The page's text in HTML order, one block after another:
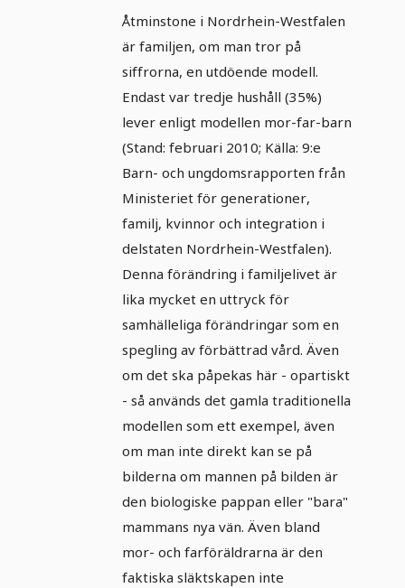
Åtminstone i Nordrhein-Westfalen
är familjen, om man tror på
siffrorna, en utdöende modell.
Endast var tredje hushåll (35%)
lever enligt modellen mor-far-barn
(Stand: februari 2010; Källa: 9:e
Barn- och ungdomsrapporten från
Ministeriet för generationer,
familj, kvinnor och integration i
delstaten Nordrhein-Westfalen).
Denna förändring i familjelivet är
lika mycket en uttryck för
samhälleliga förändringar som en
spegling av förbättrad vård. Även
om det ska påpekas här - opartiskt
- så används det gamla traditionella
modellen som ett exempel, även
om man inte direkt kan se på
bilderna om mannen på bilden är
den biologiske pappan eller "bara"
mammans nya vän. Även bland
mor- och farföräldrarna är den
faktiska släktskapen inte